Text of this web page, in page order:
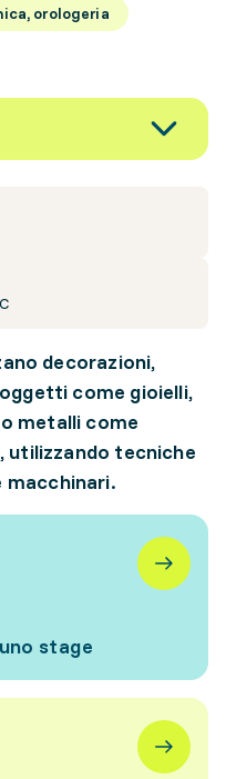
orologeria
decorazioni,
come gioielli,
metalli come
utilizzando tecniche
macchinari.
stage